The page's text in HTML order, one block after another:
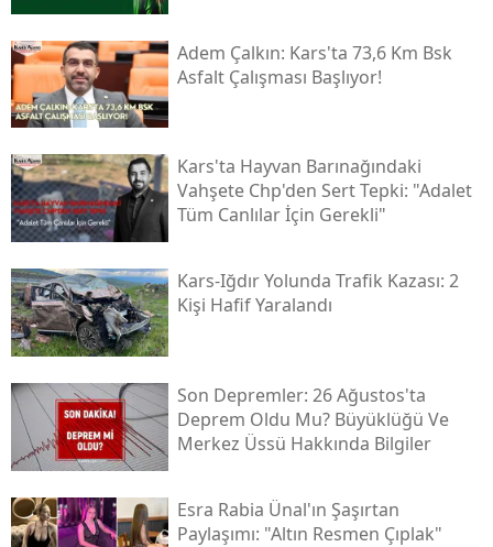
Adem Çalkın: Kars'ta 73,6 Km Bsk
Asfalt Çalışması Başlıyor!
Kars'ta Hayvan Barınağındaki
Vahşete Chp'den Sert Tepki: "adalet
Tüm Canlılar İçin Gerekli"
Kars-Iğdır Yolunda Trafik Kazası: 2
Kişi Hafif Yaralandı
Son Depremler: 26 Ağustos'ta
Deprem Oldu Mu? Büyüklüğü Ve
Merkez Üssü Hakkında Bilgiler
Esra Rabia Ünal'ın Şaşırtan
Paylaşımı: "altın Resmen Çıplak"